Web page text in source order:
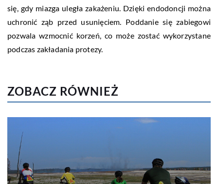
się, gdy miazga uległa zakażeniu. Dzięki endodoncji można
uchronić ząb przed usunięciem. Poddanie się zabiegowi
pozwala wzmocnić korzeń, co może zostać wykorzystane
podczas zakładania protezy.
ZOBACZ RÓWNIEŻ